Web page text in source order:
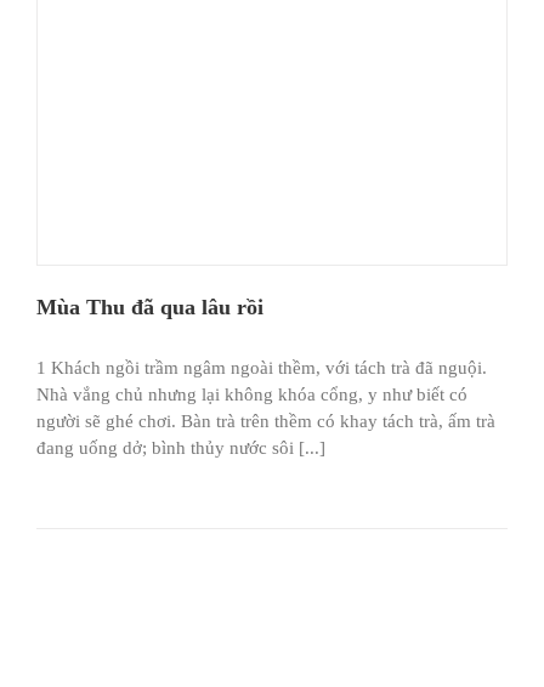
Mùa Thu đã qua lâu rồi
1 Khách ngồi trầm ngâm ngoài thềm, với tách trà đã nguội.
Nhà vắng chủ nhưng lại không khóa cổng, y như biết có
người sẽ ghé chơi. Bàn trà trên thềm có khay tách trà, ấm trà
đang uống dở; bình thủy nước sôi [...]